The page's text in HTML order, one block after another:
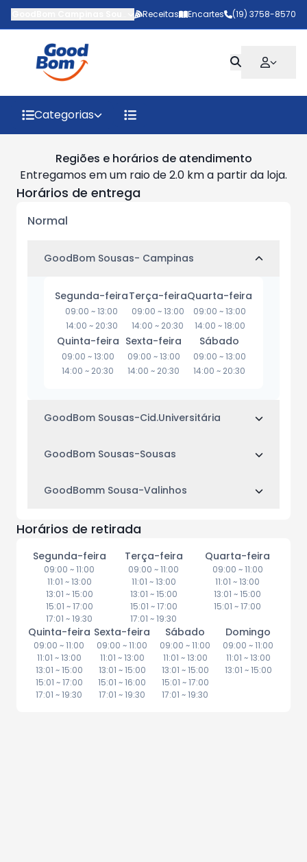
GoodBom Campinas Sousas-Avenida Antônio Carlos Couto de
Receitas Encartes (19) 3758-8570
Categorias
Regiões e horários de atendimento
Entregamos em um raio de 2.0 km a partir da loja.
Horários de entrega
Normal
GoodBom Sousas- Campinas
Segunda-feira
09:00 ~13:00
14:00 ~ 20:30
Terça-feira
09:00 ~13:00
14:00 ~ 20:30
Quarta-feira
09:00 ~13:00
14:00 ~18:00
Quinta-feira
09:00 ~13:00
14:00 ~ 20:30
Sexta-feira
09:00 ~13:00
14:00 ~ 20:30
Sábado
09:00 ~13:00
14:00 ~ 20:30
GoodBom Sousas-Cid.Universitária
GoodBom Sousas-Sousas
GoodBomm Sousa-Valinhos
Horários de retirada
Segunda-feira
09:00 ~11:00
11:01 ~13:00
13:01 ~15:00
15:01 ~17:00
17:01 ~19:30
Terça-feira
09:00 ~11:00
11:01 ~13:00
13:01 ~15:00
15:01 ~17:00
17:01 ~19:30
Quarta-feira
09:00 ~11:00
11:01 ~13:00
13:01 ~15:00
15:01 ~17:00
Quinta-feira
09:00 ~11:00
11:01 ~13:00
13:01 ~15:00
15:01 ~17:00
17:01 ~19:30
Sexta-feira
09:00 ~11:00
11:01 ~13:00
13:01 ~15:00
15:01 ~16:00
17:01 ~19:30
Sábado
09:00 ~11:00
11:01 ~13:00
13:01 ~15:00
15:01 ~17:00
17:01 ~19:30
Domingo
09:00 ~11:00
11:01 ~13:00
13:01 ~15:00